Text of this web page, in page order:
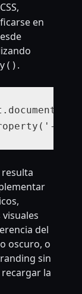
en
.
del
oscuro, o
sin
la